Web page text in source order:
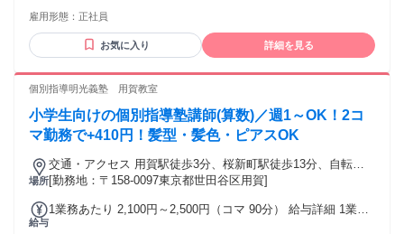
を創るコアメンバーとしてのステップアップを期待していま
す。 ■必須条件 ・製造業での経理実務経験(目安：3年程度) ・
原価計算(製造原価・売上原価など)の経験 ・日商簿記2級の資
務、またはそれに準ずる厳格な決算実務のご経験 ・業務プロ
プロデュースに共感し、経理のプロとして共に事業を育てる
方をお待ちしています。 【メリット】 #交通費支給 #社会保
り #賞与あり #有資格者歓迎 #経験者歓迎 #長期休暇あり #転
勤なし
雇用形態： 正社員
お気に入り 詳細を見る
個別指導明光義塾 用賀教室
小学生向けの個別指導塾講師(算数)／週1～OK！2コ
マ勤務で+410円！髪型・髪色・ピアスOK
場所
交通・アクセス 用賀駅徒歩3分、桜新町駅徒歩13分、自転
車・バス・バイク通勤可（応相談）
[勤務地：〒158-0097東京都世田谷区用賀]
給与
1業務あたり 2,100円～2,500円（コマ 90分） 給与詳細 1業務